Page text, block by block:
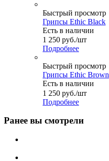
Быстрый просмотр
Грипсы Ethic Black
Есть в наличии
1 250 руб./шт
Подробнее
Быстрый просмотр
Грипсы Ethic Brown
Есть в наличии
1 250 руб./шт
Подробнее
Ранее вы смотрели